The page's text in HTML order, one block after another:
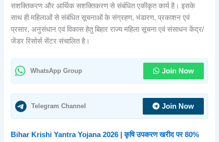
सशक्तिकरण और आर्थिक सशक्तिकरण से संबंधित एकीकृत कार्य है। इसके
साथ ही महिलाओं से संबंधित सूचनाओं के संग्रहण, भंडारण, प्रकाशन एवं
प्रसार, अनुसंधान एवं विकास हेतु बिहार राज्य महिला सूचना एवं संसाधन केंद्र/
जेंडर रिसोर्स सेंटर संचालित है।
WhatsApp Group Join Now
Telegram Channel Join Now
Bihar Krishi Yantra Yojana 2026 | कृषि उपकरण खरीद पर 80%